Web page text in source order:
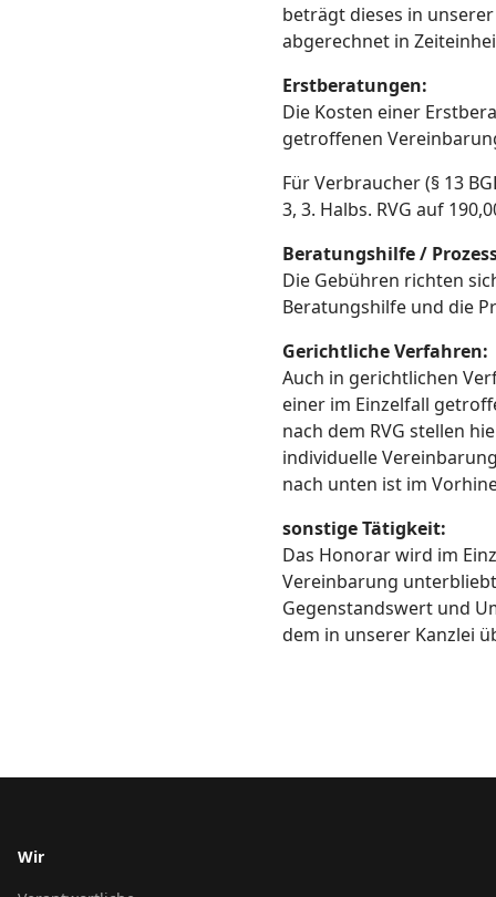
beträgt dieses in unserer
abgerechnet in
Erstberatungen:
Die Kosten einer
getroffenen
Für Verbraucher (§ 13
3, 3. Halbs. RVG auf
Beratungshilfe /
Die Gebühren richten
Beratungshilfe und die
Gerichtliche Verfahren:
Auch in gerichtlichen
einer im Einzelfall
nach dem RVG stellen
individuelle
nach unten ist im
sonstige Tätigkeit:
Das Honorar wird im
Vereinbarung
Gegenstandswert und
dem in unserer Kanzlei
Wir